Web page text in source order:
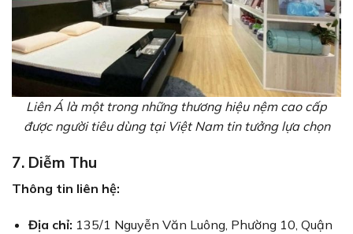
Liên Á là một trong những thương hiệu nệm cao cấp
được người tiêu dùng tại Việt Nam tin tưởng lựa chọn
7. Diễm Thu
Thông tin liên hệ:
Địa chỉ: 135/1 Nguyễn Văn Luông, Phường 10, Quận